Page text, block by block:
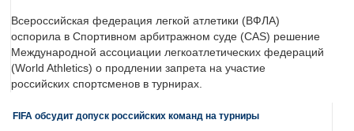
Всероссийская федерация легкой атлетики (ВФЛА)
оспорила в Спортивном арбитражном суде (CAS) решение
Международной ассоциации легкоатлетических федераций
(World Athletics) о продлении запрета на участие
российских спортсменов в турнирах.
FIFA обсудит допуск российских команд на турниры